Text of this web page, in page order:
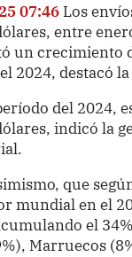
07:46 Los
entre
un crecimiento
2024, destacó
del 2024,
indicó la
que
mundial en el
el
Marruecos